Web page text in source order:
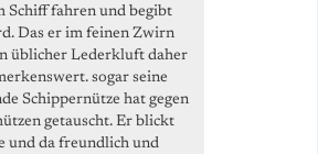
Schiff fahren und begibt
Das er im feinen Zwirn
üblicher Lederkluft daher
sogar seine
Schippernütze hat gegen
getauscht. Er blickt
und da freundlich und